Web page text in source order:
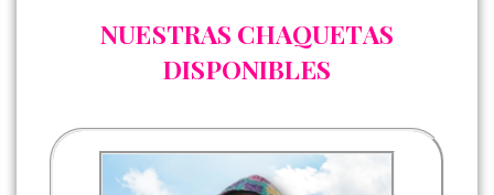
NUESTRAS CHAQUETAS
DISPONIBLES